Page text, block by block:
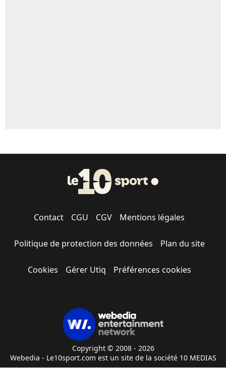
Contact CGU CGV Mentions légales
Politique de protection des données Plan du site
Cookies Gérer Utiq Préférences cookies
Copyright © 2008 - 2026
Webedia - Le10sport.com est un site de la société 10 MEDIAS